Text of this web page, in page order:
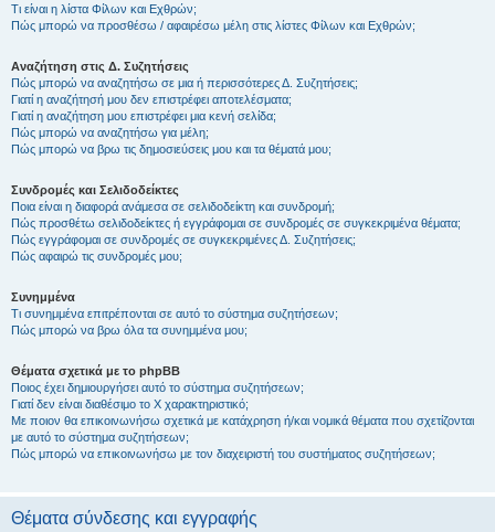
Τι είναι η λίστα Φίλων και Εχθρών;
Πώς μπορώ να προσθέσω / αφαιρέσω μέλη στις λίστες Φίλων και Εχθρών;
Αναζήτηση στις Δ. Συζητήσεις
Πώς μπορώ να αναζητήσω σε μια ή περισσότερες Δ. Συζητήσεις;
Γιατί η αναζήτησή μου δεν επιστρέφει αποτελέσματα;
Γιατί η αναζήτηση μου επιστρέφει μια κενή σελίδα;
Πώς μπορώ να αναζητήσω για μέλη;
Πώς μπορώ να βρω τις δημοσιεύσεις μου και τα θέματά μου;
Συνδρομές και Σελιδοδείκτες
Ποια είναι η διαφορά ανάμεσα σε σελιδοδείκτη και συνδρομή;
Πώς προσθέτω σελιδοδείκτες ή εγγράφομαι σε συνδρομές σε συγκεκριμένα θέματα;
Πώς εγγράφομαι σε συνδρομές σε συγκεκριμένες Δ. Συζητήσεις;
Πώς αφαιρώ τις συνδρομές μου;
Συνημμένα
Τι συνημμένα επιτρέπονται σε αυτό το σύστημα συζητήσεων;
Πώς μπορώ να βρω όλα τα συνημμένα μου;
Θέματα σχετικά με το phpBB
Ποιος έχει δημιουργήσει αυτό το σύστημα συζητήσεων;
Γιατί δεν είναι διαθέσιμο το Χ χαρακτηριστικό;
Με ποιον θα επικοινωνήσω σχετικά με κατάχρηση ή/και νομικά θέματα που σχετίζονται
με αυτό το σύστημα συζητήσεων;
Πώς μπορώ να επικοινωνήσω με τον διαχειριστή του συστήματος συζητήσεων;
Θέματα σύνδεσης και εγγραφής